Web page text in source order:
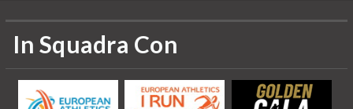
In Squadra Con